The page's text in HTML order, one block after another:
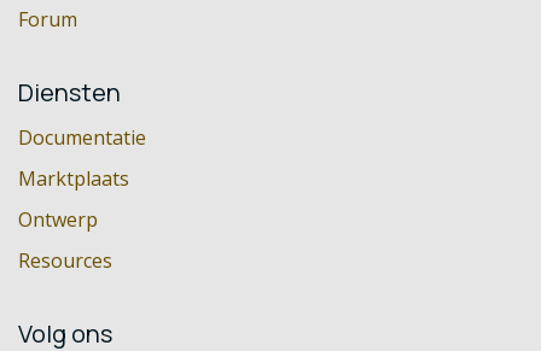
Forum
Diensten
Documentatie
Marktplaats
Ontwerp
Resources
Volg ons